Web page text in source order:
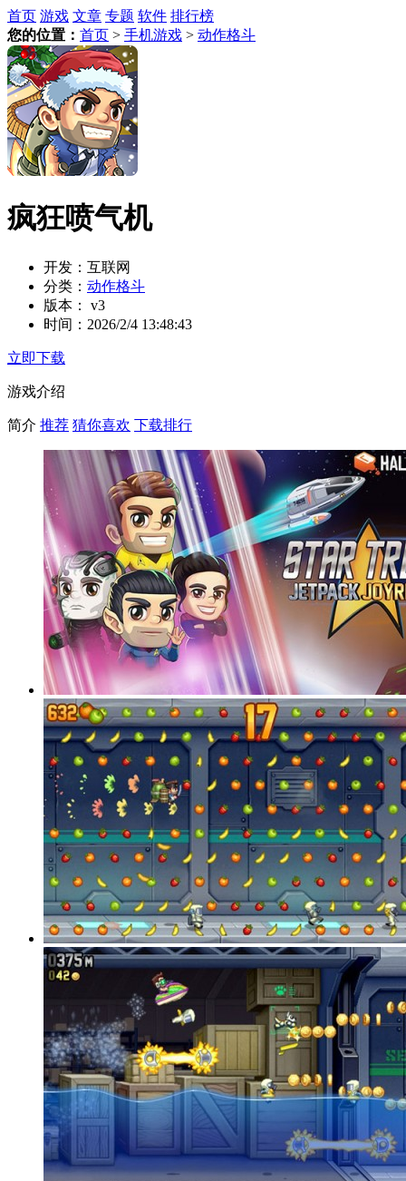
首页 游戏 文章 专题 软件 排行榜
您的位置： 首页 > 手机游戏 > 动作格斗
疯狂喷气机
开发： 互联网
分类： 动作格斗
版本：
v3
时间： 2026/2/4 13:48:43
立即下载
游戏介绍
简介 推荐 猜你喜欢 下载排行